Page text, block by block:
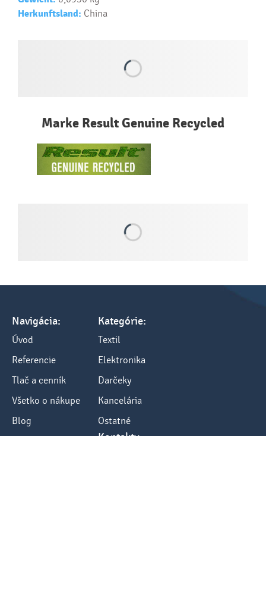
Herkunftsland: China
Marke Result Genuine Recycled
Navigácia:
Úvod
Referencie
Tlač a cenník
Všetko o nákupe
Blog
Kategórie:
Textil
Elektronika
Darčeky
Kancelária
Ostatné
Kontakty: